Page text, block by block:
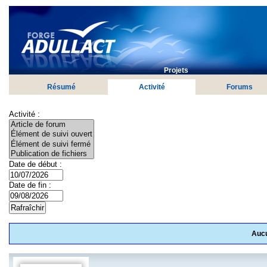
Projets
Résumé Activité Forums
Activité :
Date de début :
Date de fin :